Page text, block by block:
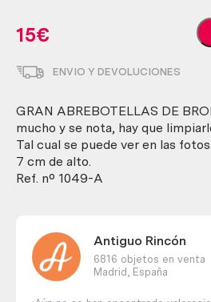
15€
de
ENVIO Y DEVOLUCIONES
GRAN ABREBOTELLAS DE
mucho y se nota, hay que
Tal cual se puede ver en las
7 cm de alto.
Ref. nº 1049-A
Antiguo Rincón
6816 objetos en venta
Madrid,
España